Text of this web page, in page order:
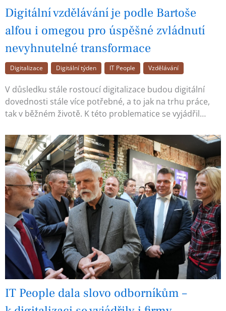
Digitální vzdělávání je podle Bartoše
alfou i omegou pro úspěšné zvládnutí
nevyhnutelné transformace
Digitalizace Digitální týden IT People Vzdělávání
V důsledku stále rostoucí digitalizace budou digitální
dovednosti stále více potřebné, a to jak na trhu práce,
tak v běžném životě. K této problematice se vyjádřil…
IT People dala slovo odborníkům –